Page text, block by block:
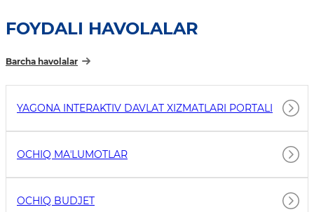
FOYDALI HAVOLALAR
Barcha havolalar
YAGONA INTERAKTIV DAVLAT XIZMATLARI PORTALI
OCHIQ MAʼLUMOTLAR
OCHIQ BUDJET